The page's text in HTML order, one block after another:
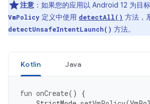
注意 ： 如果您的应用以 Android 12 为目
VmPolicy 定义中使用 detectAll() 方法，
detectUnsafeIntentLaunch() 方法。
Kotlin Java
fun onCreate()
{